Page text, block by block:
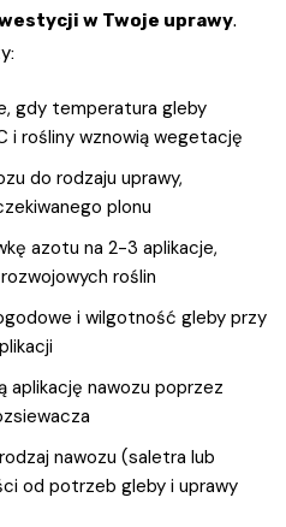
w Twoje uprawy.
gdy temperatura gleby
i rośliny wznowią wegetację
do rodzaju uprawy,
plonu
azotu na 2-3 aplikacje,
roślin
i wilgotność gleby przy
aplikację nawozu poprzez
nawozu (saletra lub
od potrzeb gleby i uprawy